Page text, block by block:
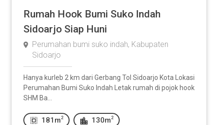
Rumah Hook Bumi Suko Indah
Sidoarjo Siap Huni
Perumahan bumi suko indah, Kabupaten
Sidoarjo
Hanya kurleb 2 km dari Gerbang Tol Sidoarjo Kota Lokasi
Perumahan Bumi Suko Indah Letak rumah di pojok hook
SHM Ba...
181m 2 130m 2